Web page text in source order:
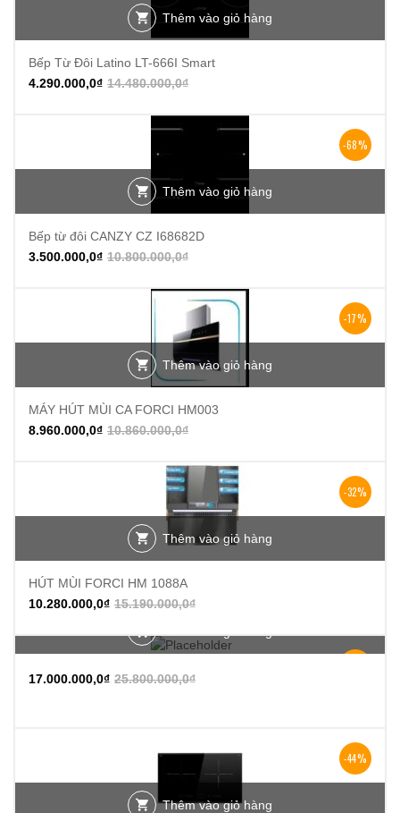
Thêm vào giỏ hàng
Bếp Từ Đôi Latino LT-666I Smart
14.480.000,0₫
4.290.000,0₫
-68%
Thêm vào giỏ hàng
Bếp từ đôi CANZY CZ I68682D
10.800.000,0₫
3.500.000,0₫
-17%
Thêm vào giỏ hàng
MÁY HÚT MÙI CA FORCI HM003
10.860.000,0₫
8.960.000,0₫
-32%
Thêm vào giỏ hàng
HÚT MÙI FORCI HM 1088A
15.190.000,0₫
10.280.000,0₫
25.800.000,0₫
17.000.000,0₫
-44%
Thêm vào giỏ hàng